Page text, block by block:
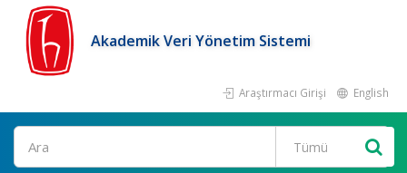
Akademik Veri Yönetim Sistemi
Araştırmacı Girişi English
Ara